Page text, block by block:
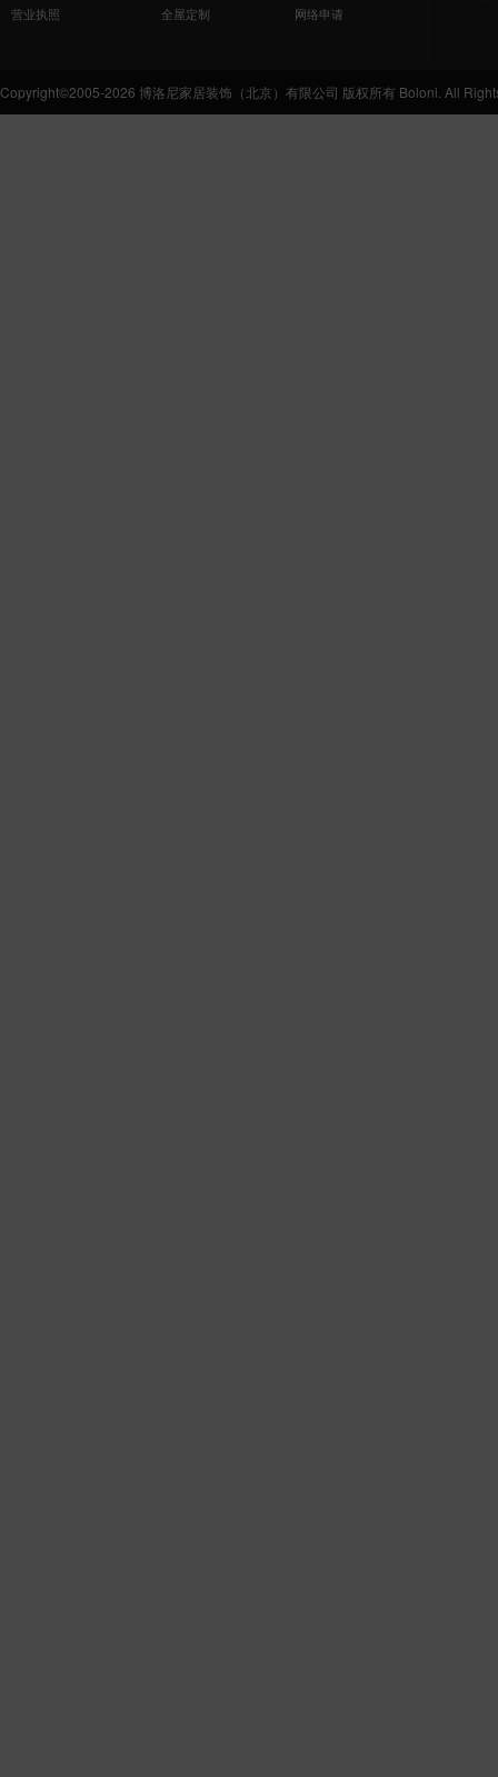
营业执照
全屋定制
网络申请
Copyright©2005-2026 博洛尼家居装饰（北京）有限公司 版权所有 Boloni. All